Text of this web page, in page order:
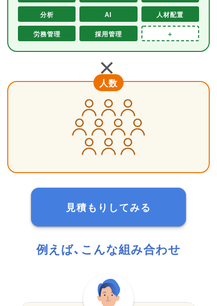
分析 AI 人材配置
労務管理 採用管理 ＋
＋
人数
見積もりしてみる
例えば、こんな組み合わせ